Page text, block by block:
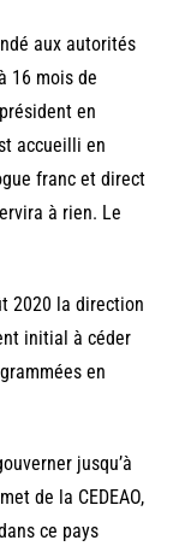
aux autorités
16 mois de
en
accueilli en
franc et direct
à rien. Le
2020 la direction
initial à céder
en
jusqu’à
de la CEDEAO,
ce pays